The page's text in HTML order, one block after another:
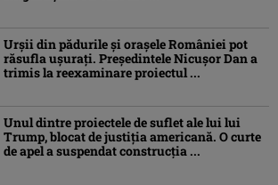
Urșii din pădurile și orașele României pot
răsufla ușurați. Președintele Nicușor Dan a
trimis la reexaminare proiectul ...
Unul dintre proiectele de suflet ale lui lui
Trump, blocat de justiția americană. O curte
de apel a suspendat construcția ...